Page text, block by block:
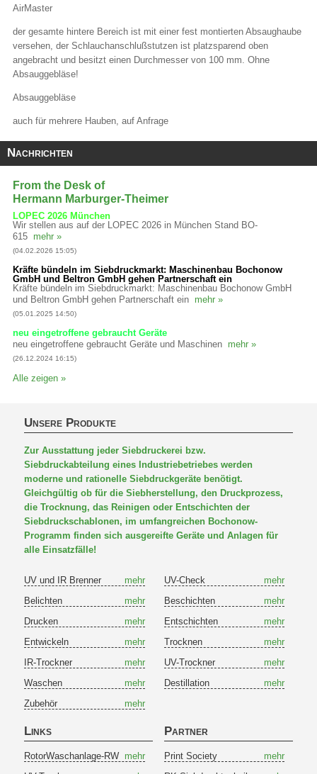
AirMaster
der gesamte hintere Bereich ist mit einer fest montierten Absaughaube
versehen, der Schlauchanschlußstutzen ist platzsparend oben
angebracht und besitzt einen Durchmesser von 100 mm. Ohne
Absauggebläse!
Absauggebläse
auch für mehrere Hauben, auf Anfrage
Nachrichten
From the Desk of
Hermann Marburger-Theimer
LOPEC 2026 München
Wir stellen aus auf der LOPEC 2026 in München Stand BO-
615
mehr »
(04.02.2026 15:05)
Kräfte bündeln im Siebdruckmarkt: Maschinenbau Bochonow
GmbH und Beltron GmbH gehen Partnerschaft ein
Kräfte bündeln im Siebdruckmarkt: Maschinenbau Bochonow GmbH
und Beltron GmbH gehen Partnerschaft ein
mehr »
(05.01.2025 14:50)
neu eingetroffene gebraucht Geräte
neu eingetroffene gebraucht Geräte und Maschinen
mehr »
(26.12.2024 16:15)
Alle zeigen »
Unsere Produkte
Zur Ausstattung jeder Siebdruckerei bzw.
Siebdruckabteilung eines Industriebetriebes werden
moderne und rationelle Siebdruckgeräte benötigt.
Gleichgültig ob für die Siebherstellung, den Druckprozess,
die Trocknung, das Reinigen oder Entschichten der
Siebdruckschablonen, im umfangreichen Bochonow-
Programm finden sich ausgereifte Geräte und Anlagen für
alle Einsatzfälle!
UV und IR Brenner mehr UV-Check
mehr
Belichten
mehr Beschichten
mehr
Drucken
mehr Entschichten
mehr
Entwickeln
mehr Trocknen
mehr
IR-Trockner
mehr UV-Trockner
mehr
Waschen
mehr Destillation
mehr
Zubehör
mehr
Links
RotorWaschanlage-RW mehr
Partner
Print Society
mehr